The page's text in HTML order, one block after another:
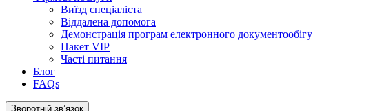
Виїзд спеціаліста
Віддалена допомога
Демонстрація програм електронного документообігу
Пакет VIP
Часті питання
Блог
FAQs
Зворотній звʼязок